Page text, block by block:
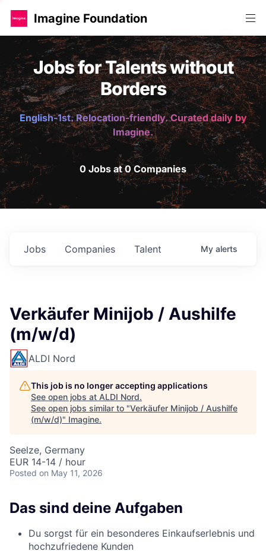
Imagine Foundation
Jobs for Talents without
Borders
English-1st. Relocation-friendly. Curated daily by
Imagine.
0 Jobs at 0 Companies
Jobs Companies Talent My alerts
Verkäufer Minijob / Aushilfe
(m/w/d)
ALDI Nord
This job is no longer accepting applications
See open jobs at ALDI Nord.
See open jobs similar to "Verkäufer Minijob / Aushilfe
(m/w/d)" Imagine.
Seelze, Germany
EUR 14-14 / hour
Posted on May 11, 2026
Das sind deine Aufgaben
Du sorgst für ein besonderes Einkaufserlebnis und
hochzufriedene Kunden